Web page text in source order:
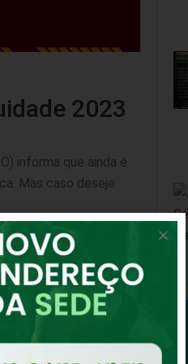
2023
informa que ainda é
Mas caso deseje
adequada da
e escolha a opção
as formas de